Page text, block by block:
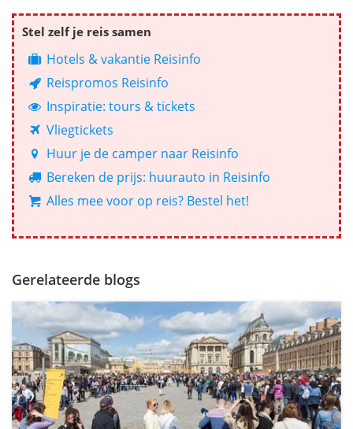
Stel zelf je reis samen
Hotels & vakantie Reisinfo
Reispromos Reisinfo
Inspiratie: tours & tickets
Vliegtickets
Huur je de camper naar Reisinfo
Bereken de prijs: huurauto in Reisinfo
Alles mee voor op reis? Bestel het!
Gerelateerde blogs